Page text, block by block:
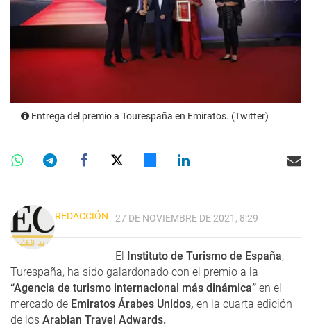
Entrega del premio a Tourespaña en Emiratos. (Twitter)
REDACCIÓN 27 DE NOVIEMBRE DE 2021, 8:29
El Instituto de Turismo de España,
Turespaña, ha sido galardonado con el premio a la
“Agencia de turismo internacional más dinámica” en el
mercado de Emiratos Árabes Unidos, en la cuarta edición
de los Arabian Travel Adwards.